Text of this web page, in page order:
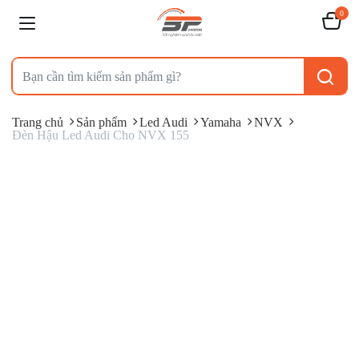
0
Trang chủ Sản phẩm Led Audi Yamaha NVX
Đèn Hậu Led Audi Cho NVX 155